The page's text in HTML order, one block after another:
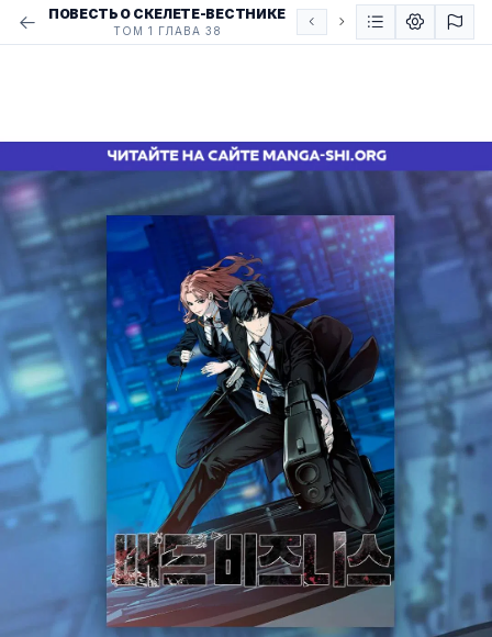
ПОВЕСТЬ О СКЕЛЕТЕ-ВЕСТНИКЕ
ТОМ 1 ГЛАВА 38